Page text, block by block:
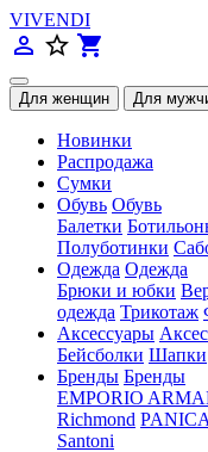
VIVENDI
person_outline star_border shopping_cart
Новинки
Распродажа
Сумки
Обувь Обувь
Балетки
Полуботинки
Одежда Одежда
Брюки и юбки
одежда Трикотаж
Аксессуары
Бейсболки Шапки
Бренды Бренды
EMPORIO
Richmond
Santoni